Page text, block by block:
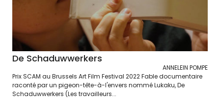
De Schaduwwerkers
ANNELEIN POMPE
Prix SCAM au Brussels Art Film Festival 2022 Fable documentaire
raconté par un pigeon-tête-à-l'envers nommé Lukaku, De
Schaduwwerkers (Les travailleurs...